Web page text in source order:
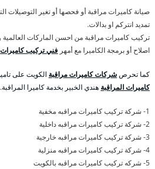
صيانة كاميرات مراقبة أو فحصها أو تغير التوصيلات
تمديد انتركم او بدالات.
تركيب كاميرات مراقبة من احسن الماركات العالمية
اصلاح أو برمجة الكاميرا مع أمهر فني تركيب كاميرات
كما تحرصشركات كاميرات مراقبة الكويت على
كاميرات المراقبة هندي الخبير بخدمة كاميرا المراقبة.
1- شركة تركيب كاميرات مراقبه مخفية
2- شركة تركيب كاميرات مراقبه داخلية
3- شركة تركيب كاميرات مراقبه خارجية
4- شركة تركيب كاميرات مراقبه منزلية
5- شركه تركيب كاميرات مراقبه بالكويت